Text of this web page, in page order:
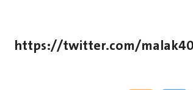
https://twitter.com/